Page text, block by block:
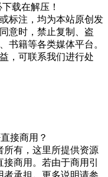
载在解压！
标注，均为本站原创发
意时，禁止复制、盗
书籍等各类媒体平台。
，可联系我们进行处
接商用？
所有，这里所提供资源
商用。若由于商用引
者承担。更多说明请参